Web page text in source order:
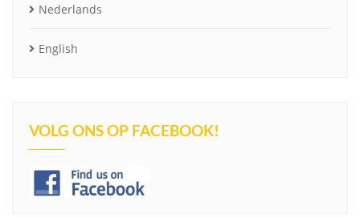
Nederlands
English
VOLG ONS OP FACEBOOK!